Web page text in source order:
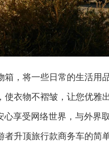
箱，将一些日常的生活用
使衣物不褶皱，让您优雅
享受网络世界，与外界
者升顶旅行款商务车的